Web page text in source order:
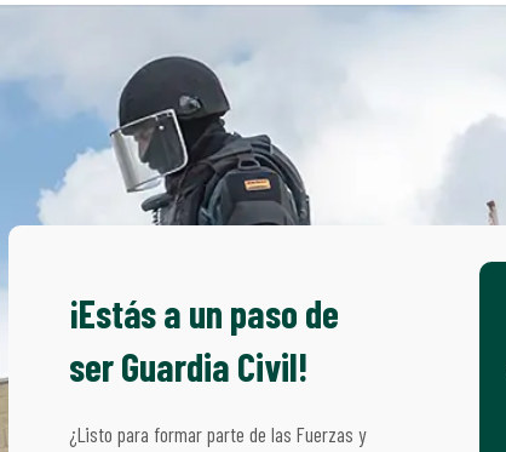
¡Estás a un paso de
ser Guardia Civil!
¿Listo para formar parte de las Fuerzas y